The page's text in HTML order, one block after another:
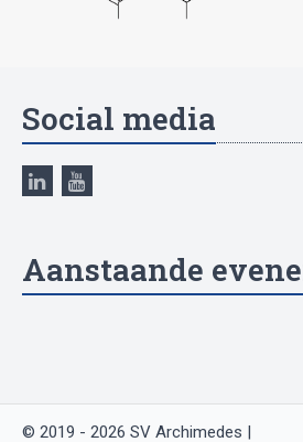
Social media
Aanstaande
© 2019 - 2026 SV Archimedes |